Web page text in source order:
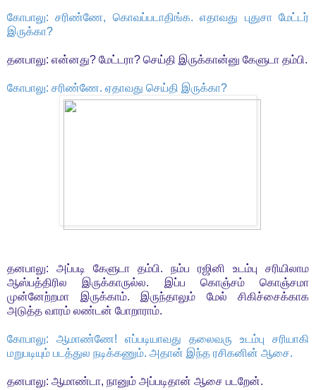
கோபாலு: சரிண்ணே, கொவப்படாதிங்க. எதாவது புதுசா மேட்டர்
இருக்கா?
தனபாலு: என்னது? மேட்டரா? செய்தி இருக்கான்னு கேளுடா தம்பி.
கோபாலு: சரிண்ணே. ஏதாவது செய்தி இருக்கா?
தனபாலு: அப்படி கேளுடா தம்பி. நம்ப ரஜினி உடம்பு சரியிலாம
ஆஸ்பத்திரில இருக்காருல்ல. இப்ப கொஞ்சம் கொஞ்சமா
முன்னேற்றமா இருக்காம். இருந்தாலும் மேல் சிகிச்சைக்காக
அடுத்த வாரம் லண்டன் போறாராம்.
கோபாலு: ஆமாண்ணே! எப்படியாவது தலைவரு உடம்பு சரியாகி
மறுபடியும் படத்துல நடிக்கணும். அதான் இந்த ரசிகனின் ஆசை.
தனபாலு: ஆமாண்டா, நானும் அப்படிதான் ஆசை படறேன்.